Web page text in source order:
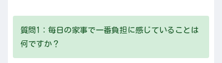
質問1：毎日の家事で一番負担に感じていることは
何ですか？